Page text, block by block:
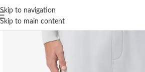
Skip to navigation
Skip to main content